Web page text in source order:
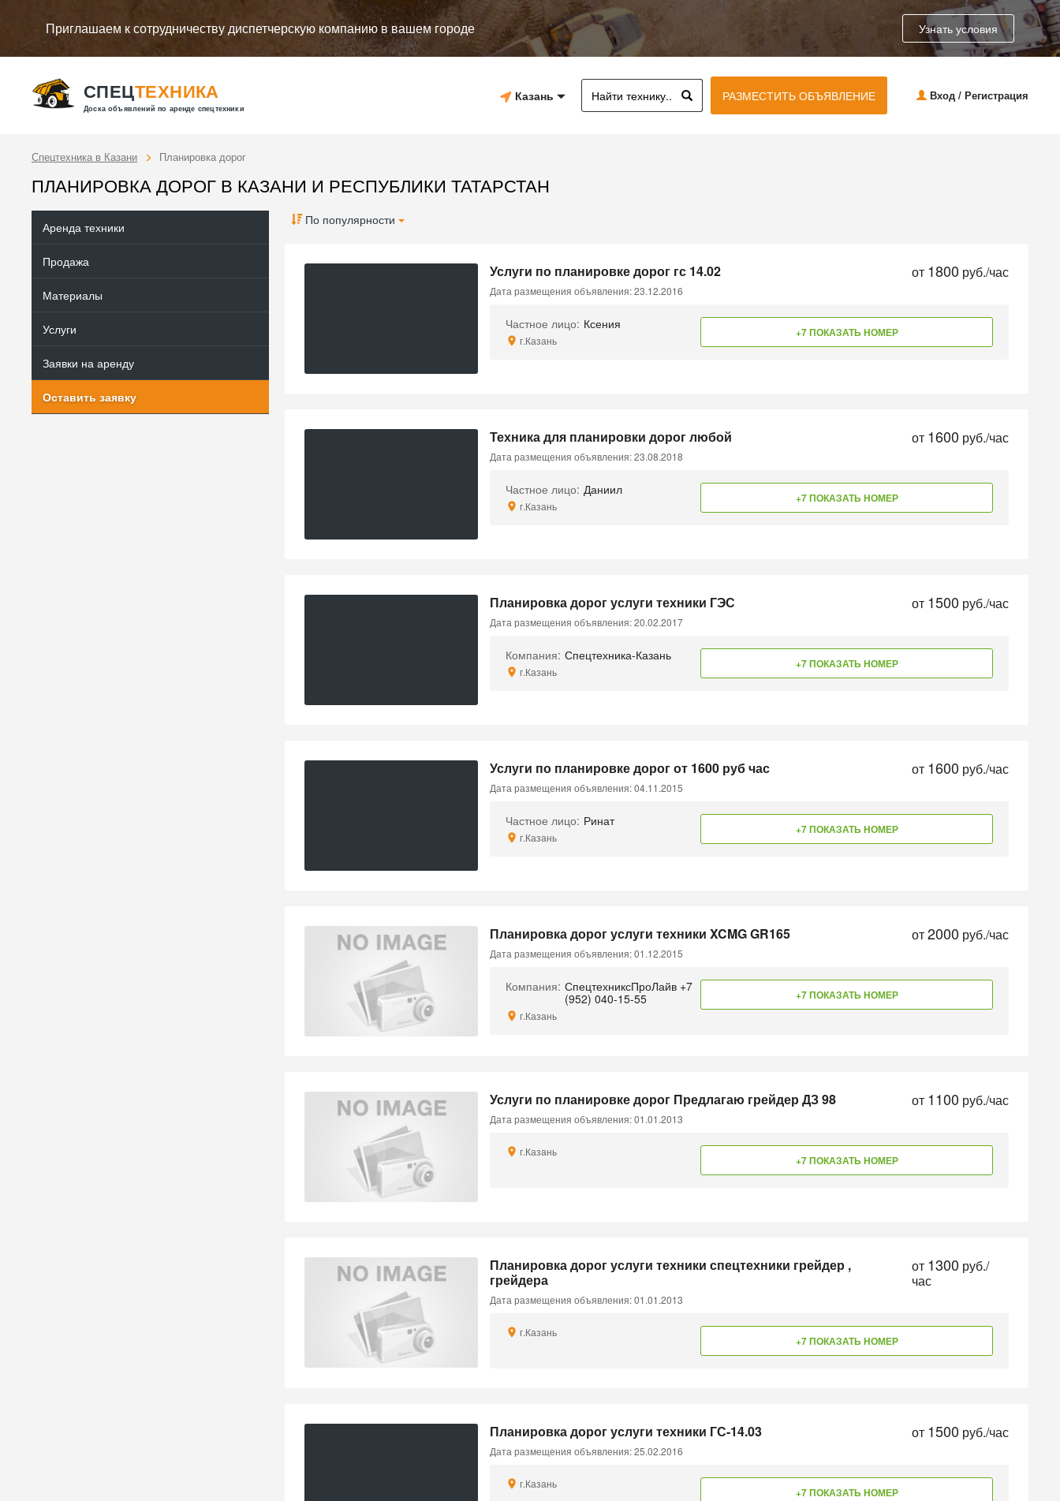
Приглашаем к сотрудничеству диспетчерскую компанию в вашем городе Узнать условия
СПЕЦТЕХНИКА
Доска объявлений по аренде спецтехники
Казань РАЗМЕСТИТЬ ОБЪЯВЛЕНИЕ Вход / Регистрация
Спецтехника в Казани Планировка дорог
ПЛАНИРОВКА ДОРОГ В КАЗАНИ И РЕСПУБЛИКИ ТАТАРСТАН
Аренда техники
Продажа
Материалы
Услуги
Заявки на аренду
Оставить заявку
По популярности
Услуги по планировке дорог гс 14.02 от 1800 руб./час
Дата размещения объявления: 23.12.2016
Частное лицо: Ксения
г.Казань
+7 ПОКАЗАТЬ НОМЕР
Техника для планировки дорог любой от 1600 руб./час
Дата размещения объявления: 23.08.2018
Частное лицо: Даниил
г.Казань
+7 ПОКАЗАТЬ НОМЕР
Планировка дорог услуги техники ГЭС от 1500 руб./час
Дата размещения объявления: 20.02.2017
Компания: Спецтехника-Казань
г.Казань
+7 ПОКАЗАТЬ НОМЕР
Услуги по планировке дорог от 1600 руб час от 1600 руб./час
Дата размещения объявления: 04.11.2015
Частное лицо: Ринат
г.Казань
+7 ПОКАЗАТЬ НОМЕР
Планировка дорог услуги техники XCMG GR165 от2000 руб./час
Дата размещения объявления: 01.12.2015
Компания: СпецтехниксПроЛайв +7
(952) 040-15-55
г.Казань
+7 ПОКАЗАТЬ НОМЕР
Услуги по планировке дорог Предлагаю грейдер ДЗ 98 от 1100 руб./час
Дата размещения объявления: 01.01.2013
г.Казань
+7 ПОКАЗАТЬ НОМЕР
Планировка дорог услуги техники спецтехники грейдер ,
грейдера
от 1300 руб./
час
Дата размещения объявления: 01.01.2013
г.Казань
+7 ПОКАЗАТЬ НОМЕР
Планировка дорог услуги техники ГС-14.03 от 1500 руб./час
Дата размещения объявления: 25.02.2016
г.Казань
+7 ПОКАЗАТЬ НОМЕР